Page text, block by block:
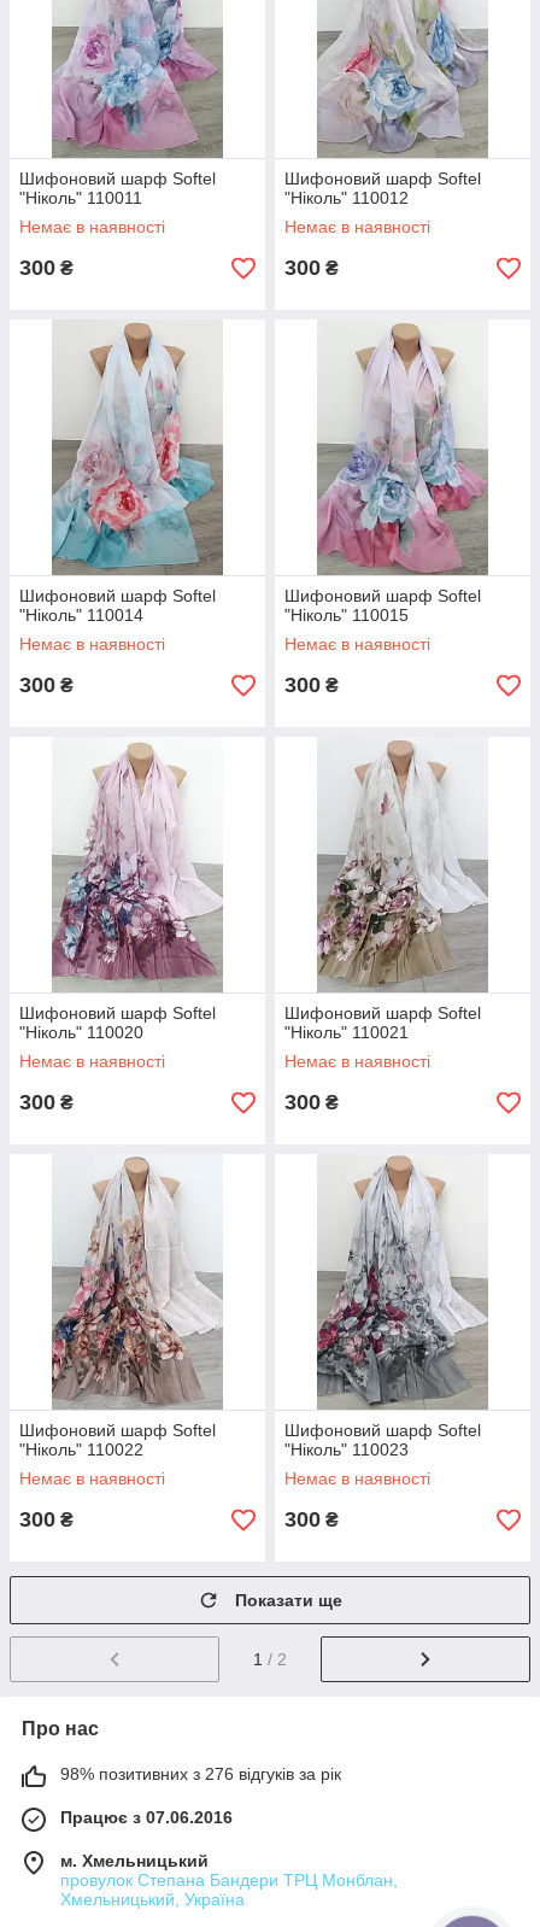
Шифоновий шарф Softel
"Ніколь" 110011
Немає в наявності
300 ₴
Шифоновий шарф Softel
"Ніколь" 110012
Немає в наявності
300 ₴
Шифоновий шарф Softel
"Ніколь" 110014
Немає в наявності
300 ₴
Шифоновий шарф Softel
"Ніколь" 110015
Немає в наявності
300 ₴
Шифоновий шарф Softel
"Ніколь" 110020
Немає в наявності
300 ₴
Шифоновий шарф Softel
"Ніколь" 110021
Немає в наявності
300 ₴
Шифоновий шарф Softel
"Ніколь" 110022
Немає в наявності
300 ₴
Шифоновий шарф Softel
"Ніколь" 110023
Немає в наявності
300 ₴
Показати ще
1 / 2
Про нас
98% позитивних з 276 відгуків за рік
Працює з 07.06.2016
м. Хмельницький
провулок Степана Бандери ТРЦ Монблан,
Хмельницький, Україна